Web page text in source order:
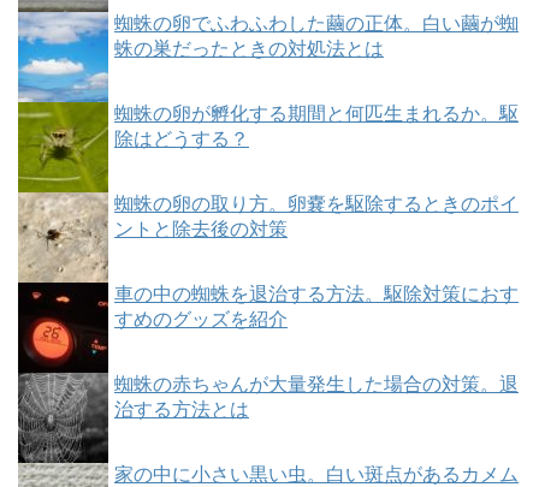
蜘蛛の卵でふわふわした繭の正体。白い繭が蜘
蛛の巣だったときの対処法とは
蜘蛛の卵が孵化する期間と何匹生まれるか。駆
除はどうする？
蜘蛛の卵の取り方。卵嚢を駆除するときのポイ
ントと除去後の対策
車の中の蜘蛛を退治する方法。駆除対策におす
すめのグッズを紹介
蜘蛛の赤ちゃんが大量発生した場合の対策。退
治する方法とは
家の中に小さい黒い虫。白い斑点があるカメム